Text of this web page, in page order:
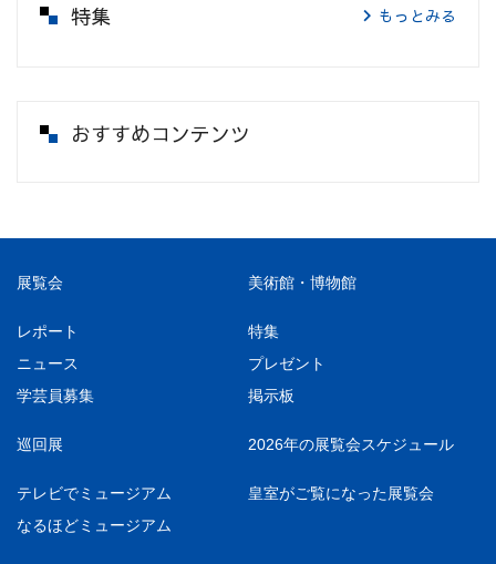
特集 もっとみる
おすすめコンテンツ
展覧会 美術館・博物館
レポート
特集
ニュース
プレゼント
学芸員募集
掲示板
巡回展 2026年の展覧会スケジュール
テレビでミュージアム
皇室がご覧になった展覧会
なるほどミュージアム